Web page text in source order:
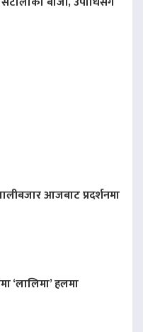
आजबाट प्रदर्शनमा
‘लालिमा’ हलमा